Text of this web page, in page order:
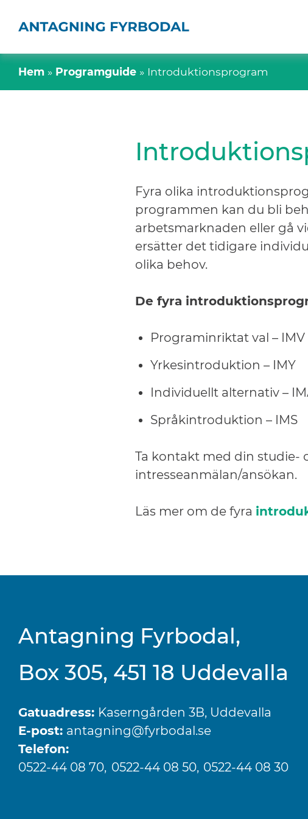
Hem » Programguide » Introduktionsprogram
Fyra olika
programmen kan du bli
arbetsmarknaden eller gå
ersätter det tidigare
olika behov.
De fyra
Programinriktat val – IMV
Yrkesintroduktion – IMY
Individuellt alternativ –
Språkintroduktion – IMS
Ta kontakt med din studie-
intresseanmälan/ansökan.
Läs mer om de fyra
Antagning Fyrbodal,
Box 305, 451 18 Uddevalla
Gatuadress: Kaserngården 3B, Uddevalla
E-post: antagning@fyrbodal.se
Telefon:
0522-44 08 70 0522-44 08 50 0522-44 08 30